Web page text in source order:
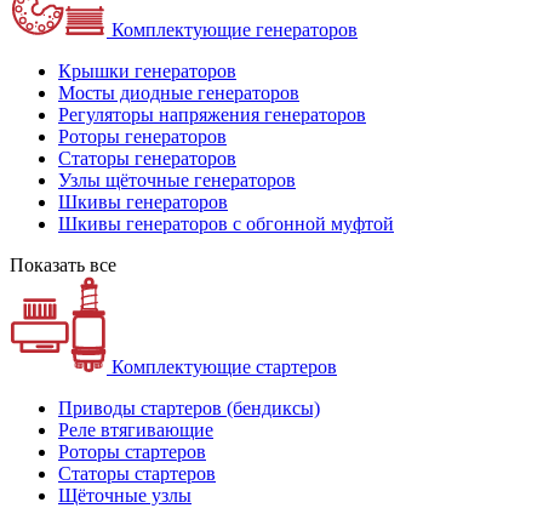
Комплектующие генераторов
Крышки генераторов
Мосты диодные генераторов
Регуляторы напряжения генераторов
Роторы генераторов
Статоры генераторов
Узлы щёточные генераторов
Шкивы генераторов
Шкивы генераторов с обгонной муфтой
Показать все
Комплектующие стартеров
Приводы стартеров (бендиксы)
Реле втягивающие
Роторы стартеров
Статоры стартеров
Щёточные узлы